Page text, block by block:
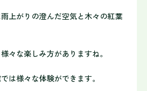
上がりの澄んだ空気と木々の紅葉
々な楽しみ方がありますね。
は様々な体験ができます。